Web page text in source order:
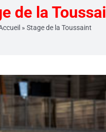
de la
» Stage de la Toussaint